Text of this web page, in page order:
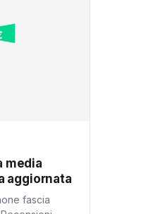
media
aggiornata
fascia